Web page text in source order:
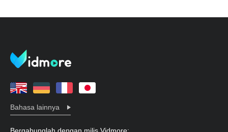
Bahasa lainnya